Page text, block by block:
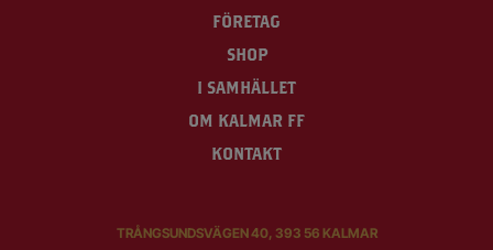
FÖRETAG
SHOP
I SAMHÄLLET
OM KALMAR FF
KONTAKT
TRÅNGSUNDSVÄGEN 40, 393 56 KALMAR